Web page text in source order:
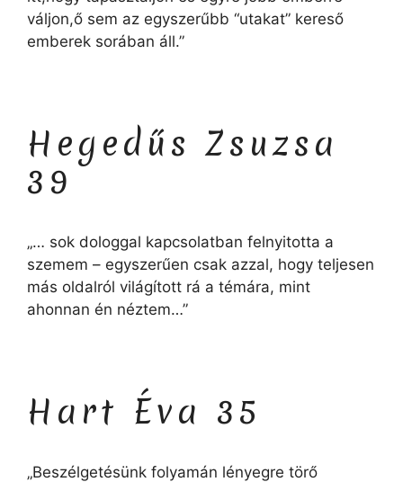
váljon,ő sem az egyszerűbb “utakat” kereső
emberek sorában áll.”
Hegedűs Zsuzsa
39
„… sok dologgal kapcsolatban felnyitotta a
szemem – egyszerűen csak azzal, hogy teljesen
más oldalról világított rá a témára, mint
ahonnan én néztem…”
Hart Éva 35
„Beszélgetésünk folyamán lényegre törő